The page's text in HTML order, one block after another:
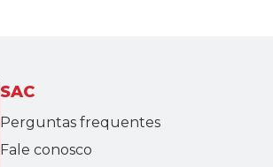
SAC
Perguntas frequentes
Fale conosco